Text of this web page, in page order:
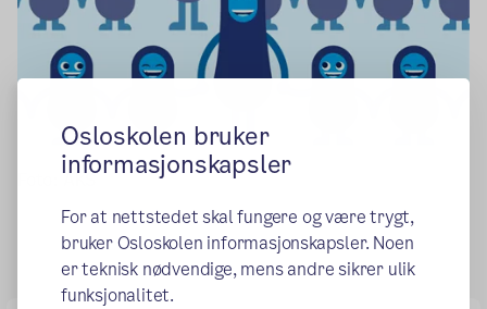
Osloskolen bruker
informasjonskapsler
For at nettstedet skal fungere og være trygt,
bruker Osloskolen informasjonskapsler. Noen
er teknisk nødvendige, mens andre sikrer ulik
funksjonalitet.
Foto: AKS